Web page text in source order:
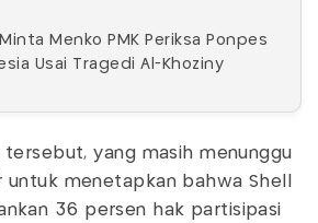
Menko PMK Periksa Ponpes
Usai Tragedi Al-Khoziny
tersebut, yang masih menunggu
untuk menetapkan bahwa Shell
36 persen hak partisipasi